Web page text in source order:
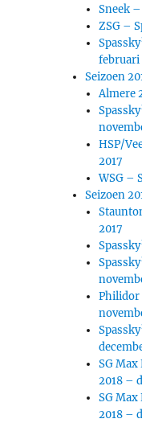
Sneek
ZSG –
februari
Seizoen
Almere
HSP/
2017
WSG –
Seizoen
2017
Philidor
SG Max
2018 –
SG Max
2018 –